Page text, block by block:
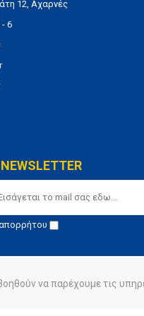
12, Αχαρνές
- 6
Χρήσης Πολιτική
να παρέχουμε τις